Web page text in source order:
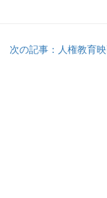
次の記事：人権教育